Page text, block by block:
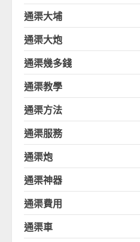
通渠大埔
通渠大炮
通渠幾多錢
通渠教學
通渠方法
通渠服務
通渠炮
通渠神器
通渠費用
通渠車